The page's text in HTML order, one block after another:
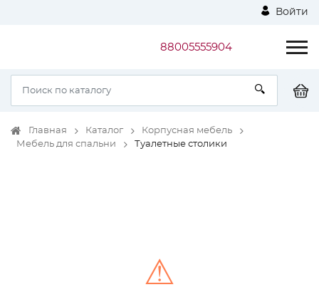
Войти
88005555904
Главная Каталог
Корпусная мебель
Мебель для спальни
Туалетные столики
⚠